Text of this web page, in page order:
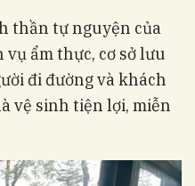
thần tự nguyện của
ẩm thực, cơ sở lưu
đi đường và khách
vệ sinh tiện lợi, miễn